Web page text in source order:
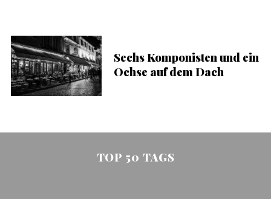
Sechs Komponisten und ein
Ochse auf dem Dach
TOP 50 TAGS